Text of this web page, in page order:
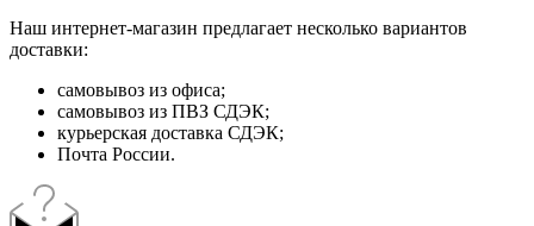
Наш интернет-магазин предлагает несколько вариантов
доставки:
самовывоз из офиса;
самовывоз из ПВЗ СДЭК;
курьерская доставка СДЭК;
Почта России.